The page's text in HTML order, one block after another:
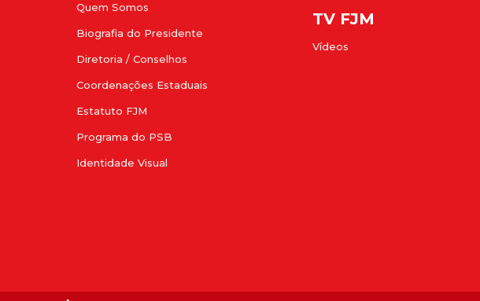
Quem Somos
Biografia do Presidente
Diretoria / Conselhos
Coordenações Estaduais
Estatuto FJM
Programa do PSB
Identidade Visual
TV FJM
Vídeos